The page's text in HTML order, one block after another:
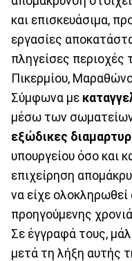
και επισκευάσιµα,
εργασίες
πληγείσες
Πικερµίου,
Σύμφωνα µε
µέσω των
εξώδικες
υπουργείου όσο και
επιχείρηση
να είχε
προηγούμενης
Σε έγγραφά τους,
μετά τη λήξη αυτής